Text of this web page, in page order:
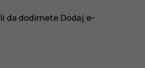
da dodirnete Dodaj e-